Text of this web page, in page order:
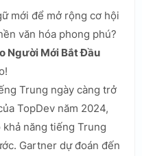
mới để mở rộng cơ hội
văn hóa phong phú?
Người Mới Bắt Đầu
Trung ngày càng trở
TopDev năm 2024,
năng tiếng Trung
Gartner dự đoán đến